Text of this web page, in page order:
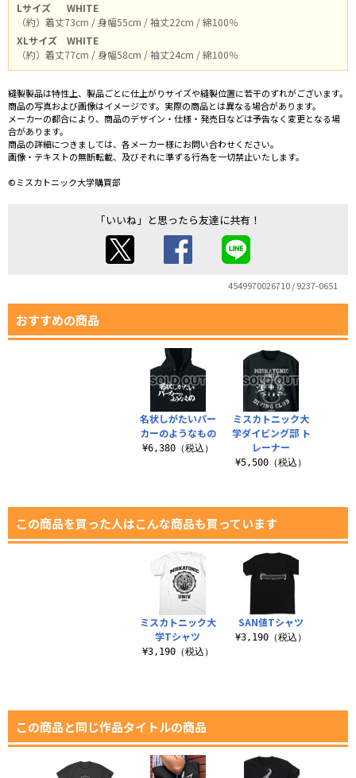
Lサイズ
WHITE
（約）着丈73cm / 身幅55cm / 袖丈22cm / 綿100％
XLサイズ
WHITE
（約）着丈77cm / 身幅58cm / 袖丈24cm / 綿100％
縫製製品は特性上、製品ごとに仕上がりサイズや縫製位置に若干のずれがございます。
商品の写真および画像はイメージです。実際の商品とは異なる場合があります。
メーカーの都合により、商品のデザイン・仕様・発売日などは予告なく変更となる場
合があります。
商品の詳細につきましては、各メーカー様にお問い合わせください。
画像・テキストの無断転載、及びそれに準ずる行為を一切禁止いたします。
©ミスカトニック大学購買部
「いいね」と思ったら友達に共有！
4549970026710 / 9237-0651
おすすめの商品
名状しがたいパー
カーのようなもの
¥6,380（税込）
ミスカトニック大
学ダイビング部 ト
レーナー
¥5,500（税込）
この商品を買った人はこんな商品も買っています
ミスカトニック大
学Tシャツ
¥3,190（税込）
SAN値Tシャツ
¥3,190（税込）
この商品と同じ作品タイトルの商品